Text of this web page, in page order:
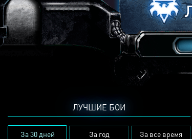
ЛУЧШИЕ БОИ
За 30 дней За год За все время